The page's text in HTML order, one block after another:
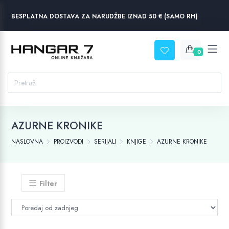
BESPLATNA DOSTAVA ZA NARUDŽBE IZNAD 50 € (SAMO RH)
0
AZURNE KRONIKE
NASLOVNA PROIZVODI SERIJALI KNJIGE AZURNE KRONIKE
Filter